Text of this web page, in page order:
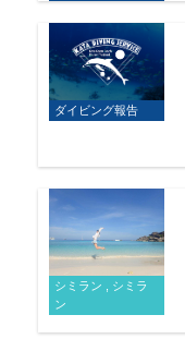
ダイビング報告
シミラン , シミラ
ン